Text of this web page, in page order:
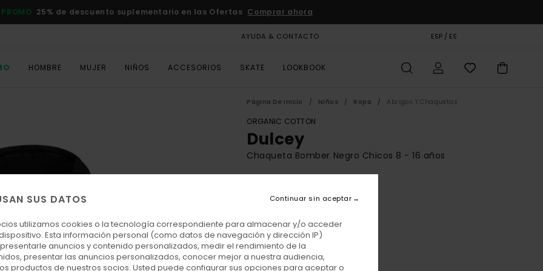
PROMO 25% de descuento suplementario en las Ofertas Comprar ahora
AYUDA & CONTACTO ESP / ES
HOMBRE MUJER NIÑOS ACCESORIOS SKATE LOOKBOOK
Página De Inicio Niños Ropa Abrigos Y Chaquetas
ORGANIC COTTON
Dulcey
Chaqueta Bomber Negro Chicos 8 - 16 años
DOBLE PROMO -25% EXTRA
ColorFlint Black
SUS DATOS
utilizamos cookies o la tecnología correspondiente para almacenar y/o acceder
Esta información personal (como datos de navegación y dirección IP)
anuncios y contenido personalizados, medir el rendimiento de la
presentar las anuncios personalizados, conocer mejor a nuestra audiencia,
productos de nuestros socios. Usted puede configurar sus opciones para aceptar o
Continuar sin aceptar